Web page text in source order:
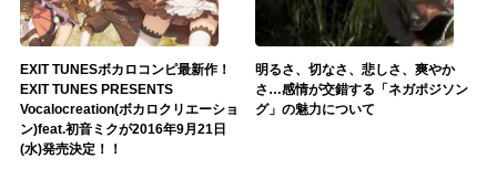
EXIT TUNESボカロコンピ最新作！
EXIT TUNES PRESENTS
Vocalocreation(ボカロクリエーショ
ン)feat.初音ミクが2016年9月21日
(水)発売決定！！
明るさ、切なさ、悲しさ、爽やか
さ…感情が交錯する「ネガポジソン
グ」の魅力について